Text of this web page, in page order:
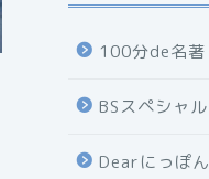
100分de名著
BSスペシャル
Dearにっぽん